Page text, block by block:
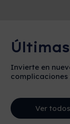
Invierte en
Ver todos